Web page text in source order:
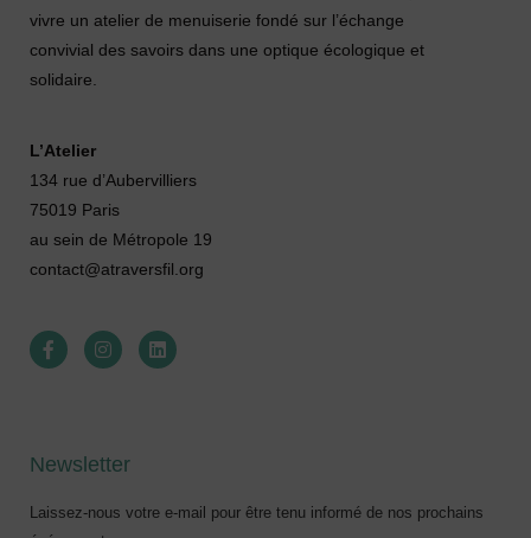
vivre un atelier de menuiserie fondé sur l’échange
convivial des savoirs dans une optique écologique et
solidaire.
L’Atelier
134 rue d’Aubervilliers
75019 Paris
au sein de Métropole 19
contact@atraversfil.org
Newsletter
Laissez-nous votre e-mail pour être tenu informé de nos prochains